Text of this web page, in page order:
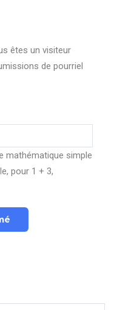
êtes un visiteur
de pourriel
mathématique simple
pour 1 + 3,